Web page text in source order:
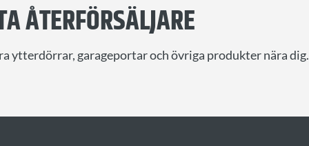
ÅTERFÖRSÄLJARE
ytterdörrar, garageportar och övriga produkter nära dig.